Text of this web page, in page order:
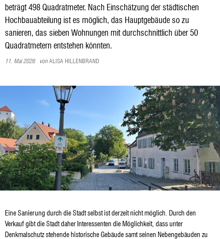
beträgt 498 Quadratmeter. Nach Einschätzung der städtischen
Hochbauabteilung ist es möglich, das Hauptgebäude so zu
sanieren, das sieben Wohnungen mit durchschnittlich über 50
Quadratmetern entstehen könnten.
11. Mai 2026 vonALISA HILLENBRAND
Eine Sanierung durch die Stadt selbst ist derzeit nicht möglich. Durch den
Verkauf gibt die Stadt daher Interessenten die Möglichkeit, dass unter
Denkmalschutz stehende historische Gebäude samt seinen Nebengebäuden zu